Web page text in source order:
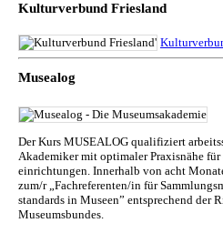
Kulturverbund Friesland
Musealog
Der Kurs MUSEALOG qualifiziert
Akademiker mit optimaler Praxisnähe
ein­rich­tun­gen. Innerhalb von acht
zum/r „Fachreferenten/in für
standards in Museen” entsprechend der
Museumsbundes.